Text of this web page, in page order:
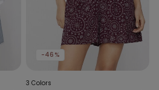
-46%
3 Colors